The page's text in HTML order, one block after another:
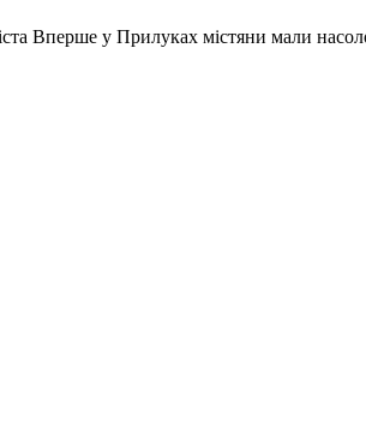
Вперше у Прилуках містяни мали